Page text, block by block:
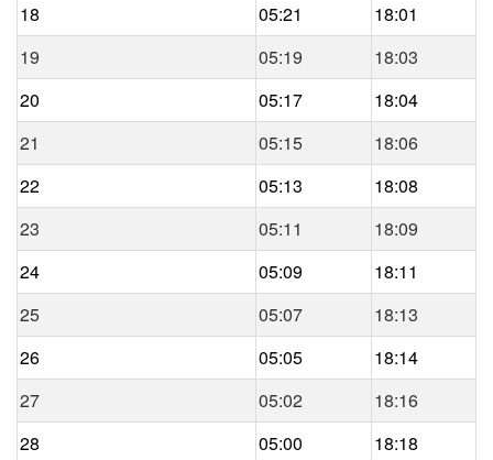
18
05:21
18:01
19
05:19
18:03
20
05:17
18:04
21
05:15
18:06
22
05:13
18:08
23
05:11
18:09
24
05:09
18:11
25
05:07
18:13
26
05:05
18:14
27
05:02
18:16
28
05:00
18:18